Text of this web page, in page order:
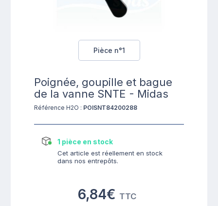
Pièce n°1
Poignée, goupille et bague
de la vanne SNTE - Midas
Référence H2O : POISNT84200288
1 pièce en stock
Cet article est réellement en stock
dans nos entrepôts.
6,84€ TTC